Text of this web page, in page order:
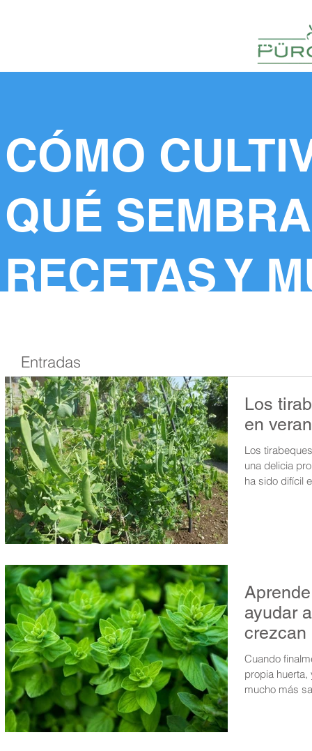
CONTACTO
CÓMO
QUÉ
RECETAS Y
Entradas
Los
en
Los
una delicia
ha sido difícil
ayudar
crezcan
Cuando
propia huerta,
mucho más